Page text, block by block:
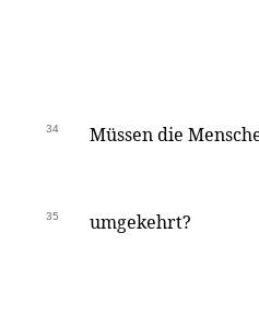
34 Müssen die
35 umgekehrt?